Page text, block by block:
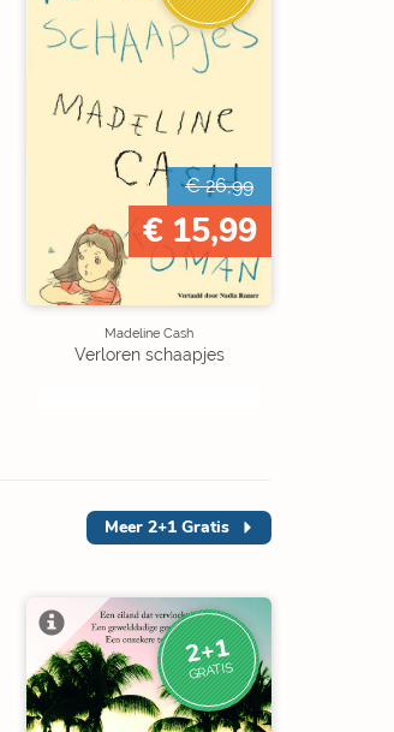
€ 26,99
€ 15,99
Madeline Cash
Verloren schaapjes
Meer 2+1 Gratis
2+1
GRATIS